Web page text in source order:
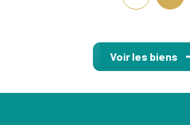
Voir les biens